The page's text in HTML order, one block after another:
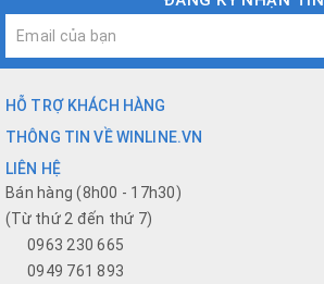
HỖ TRỢ KHÁCH HÀNG
THÔNG TIN VỀ WINLINE.VN
LIÊN HỆ
Bán hàng (8h00 - 17h30)
(Từ thứ 2 đến thứ 7)
0963 230 665
0949 761 893